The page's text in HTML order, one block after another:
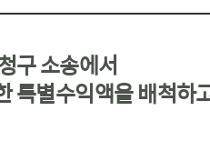
구 소송에서
특별수익액을 배척하